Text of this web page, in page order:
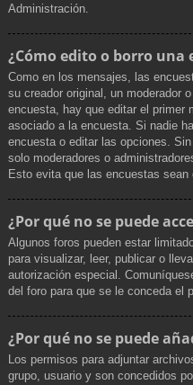
Administración.
¿Cómo edito o borro una
Como en los mensajes, las
su creador original, un moderador
encuesta, hay que editar el primer
asociado a la encuesta. Si nadie
encuesta o editar las opciones.
solo moderadores o
Esto evita que las encuestas
¿Por qué no se puede
Algunos foros pueden estar
para visualizar, leer, publicar o
autorización especial.
del foro para que se le conceda el
¿Por qué no se puede
Los permisos para adjuntar
grupo, usuario y son concedidos